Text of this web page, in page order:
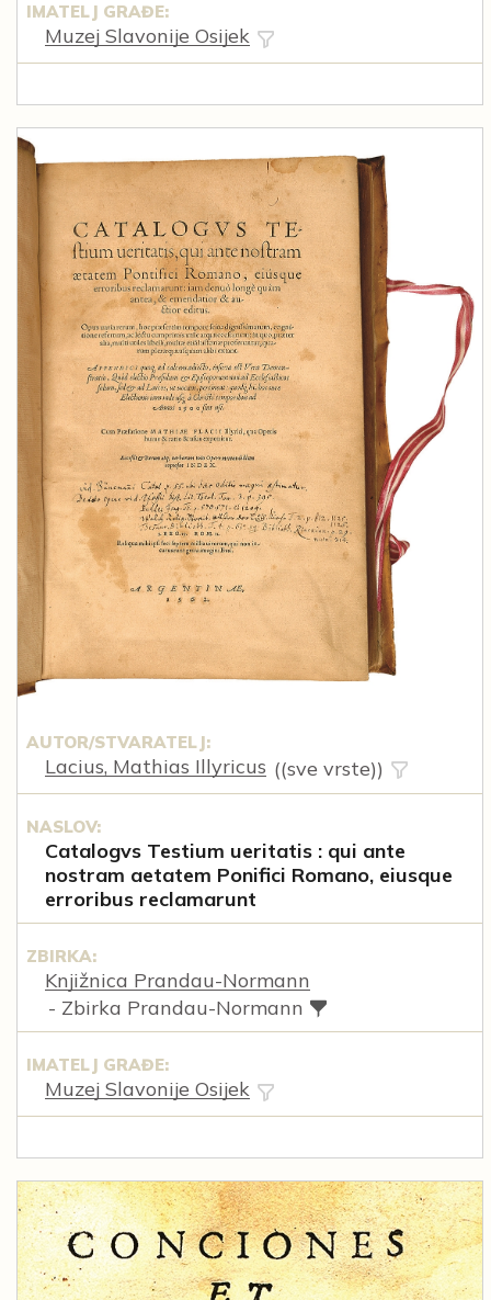
IMATELJ GRAĐE:
Muzej Slavonije Osijek
AUTOR/STVARATELJ:
Lacius, Mathias Illyricus ((sve vrste))
NASLOV:
Catalogvs Testium ueritatis : qui ante
nostram aetatem Ponifici Romano, eiusque
erroribus reclamarunt
ZBIRKA:
Knjižnica Prandau-Normann
- Zbirka Prandau-Normann
IMATELJ GRAĐE:
Muzej Slavonije Osijek